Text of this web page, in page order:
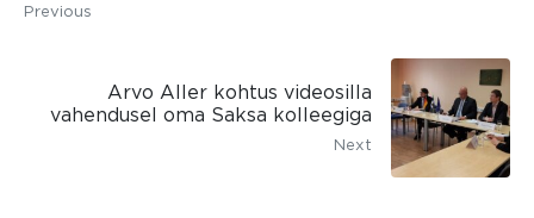
Previous
Arvo Aller kohtus videosilla
vahendusel oma Saksa kolleegiga
Next